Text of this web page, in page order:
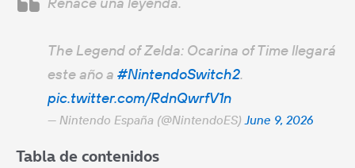
The Legend of Zelda: Ocarina of Time llegará
este año a #NintendoSwitch2.
pic.twitter.com/RdnQwrfV1n
— Nintendo España (@NintendoES) June 9, 2026
Tabla de contenidos